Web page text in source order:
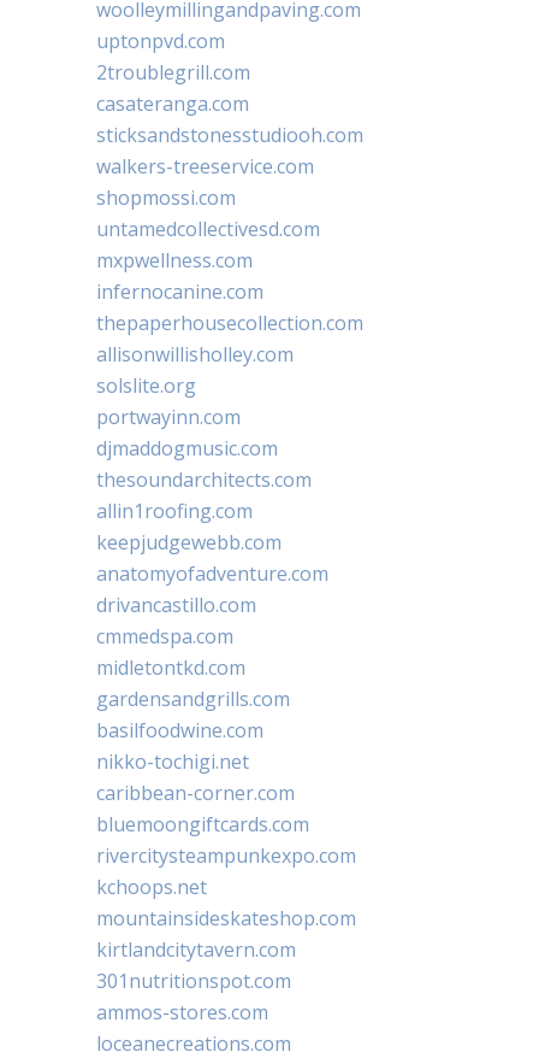
woolleymillingandpaving.com
uptonpvd.com
2troublegrill.com
casateranga.com
sticksandstonesstudiooh.com
walkers-treeservice.com
shopmossi.com
untamedcollectivesd.com
mxpwellness.com
infernocanine.com
thepaperhousecollection.com
allisonwillisholley.com
solslite.org
portwayinn.com
djmaddogmusic.com
thesoundarchitects.com
allin1roofing.com
keepjudgewebb.com
anatomyofadventure.com
drivancastillo.com
cmmedspa.com
midletontkd.com
gardensandgrills.com
basilfoodwine.com
nikko-tochigi.net
caribbean-corner.com
bluemoongiftcards.com
rivercitysteampunkexpo.com
kchoops.net
mountainsideskateshop.com
kirtlandcitytavern.com
301nutritionspot.com
ammos-stores.com
loceanecreations.com